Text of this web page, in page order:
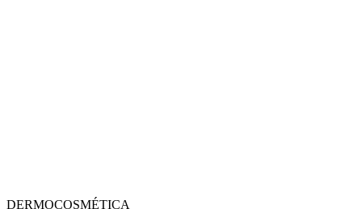
DERMOCOSMÉTICA